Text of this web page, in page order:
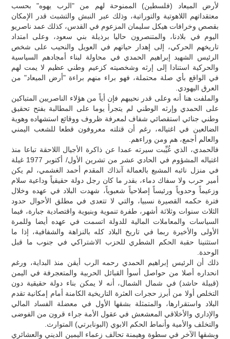
لأرض الميعاد (فلسطين) الممنوحة لهم من "الرب يهوه" بحسب
معتقداتهم اللاهوتية والتوراتية، وذلك عبر النبش والتشبث قدر الإمكان
بقصص وخرافات هيكل سليمان المزعوم في القدس، كذلك عمد ناصريو
اليوم في بلادنا، والمتنصرون حاليا برذيلة بني سعود، وعلى امتداد
تاريخهم الحركي، إلى إهدار حياتهم في العويل والنحيب على شخص
الرئيس الشهيد إبراهيم الحمدي في محاولة لبناء أمجادهم السياسية
والحركية استنادا إلى إرثه وشخصيته كزعيم وطني عظيم لا يمت لهم
في الواقع بأي صلة محتملة، فهو براء منهم براءة "أرض الميعاد" من
العرق اليهودي.
والملفت هنا أنه وعلى قدر نحيبهم فإن أياً من هؤلاء الناصريين المتباكين
على الحمدي وإرثه الوطني لم يتجرأ يوما على المطالبة بفتح تحقيق
وطني جنائي استقصائي شفاف لمعرفة ظروف ووقائع استشهاده وهوية
الضالعين في اغتياله، رغم أن قتلته معروفون قطعا للشعب اليمني
والعالم أجمع، هم ومن وراءهم.
فالحمدي، الذي غُيِّبت سيرته عمدا عن ذاكرة الأجيال اللاحقة تباعا منذ
اغتياله المشؤوم في الحادي عشر من تشرين الأول/ أكتوبر 1977 غيلة
في منزل نائبه المشبع بالعمالة آنذاك المقدم أحمد الغشمي، لم يكن
أمير حرب ولا سفاك دماء، بقدر ما كان رجل دولة حقيقياً وداعية سلام
وزعيماً وحدوياً ورئيساً إصلاحياً شعبوياً، شهدت البلاد في عهده وخلال
فترة حكمه القصيرة نسبيا، والتي لا تتعدى في مطلق الأحوال حدود
الثلاث سنوات وثلاثة أشهر، طفرة تنموية وبنيوية واقتصادية جبارة، فيما
السياسات والمعاملات المالية للدولة اتسمت في عهده أيضا وللمرة
الأولى والأخيرة ربما في تاريخ البلاد كله بالنزاهة والشفافية، إذا ما
استثنينا حقبة الحكم الشطري للحزب الاشتراكي في جنوب ما قبل
الوحدة.
ذلك أن الرئيس إبراهيم الحمدي رحمه الرب أيقن منذ البداية، ورغم
انحداره أصلا من حواصل أسوأ القبائل الحربية والمتعجرفة في اليمن
(قبيلة حاشد) في شمال الشمال، أنه لا يمكن بناء دولة حقيقية دون
التخلص أولا من أبرز حجرات العثرة التاريخية الكامنة أمام إمكانية تقدم
البلاد واستقرارها، والمتمثلة بشقها الأول في معضلة الفساد المالي
والإداري والأخلاقي المعشعش في عقول الأمة جراء قرون من الفوضى
والتخلف والأمية وأنماط الحكم الابوي (البونابرتي) المتوارث.
وبشقها الآخر في سطوة وهيمنة تحالف زعماء اليمين الديني والعشائري